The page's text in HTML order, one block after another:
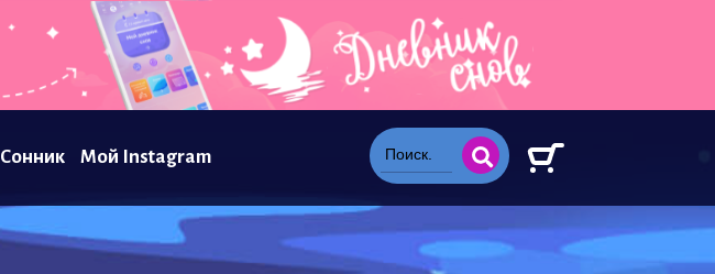
Сонник Мой Instagram